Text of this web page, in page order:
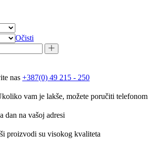
Očisti
nas +387(0) 49 215 - 250
vam je lakše, možete poručiti telefonom
dan na vašoj adresi
proizvodi su visokog kvaliteta